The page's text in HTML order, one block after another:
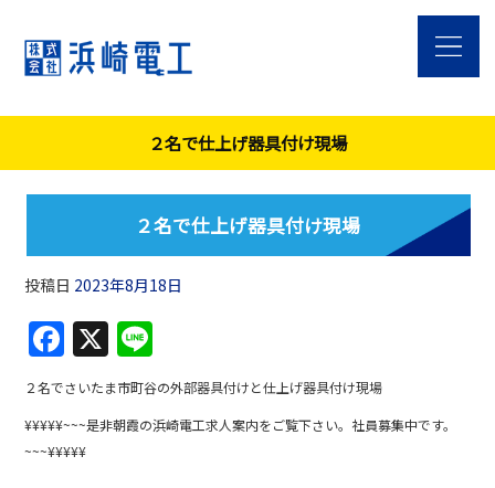
２名で仕上げ器具付け現場
２名で仕上げ器具付け現場
投稿日 2023年8月18日
F
a
c
e
X
n
e
２名でさいたま市町谷の外部器具付けと仕上げ器具付け現場
¥¥¥¥¥~~~是非朝霞の浜崎電工求人案内をご覧下さい。社員募集中です。
~~~¥¥¥¥¥